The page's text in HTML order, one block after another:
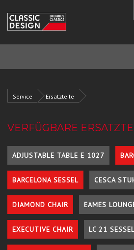
Service Ersatzteile
VERFÜGBARE
ADJUSTABLE TABLE E 1027
BARCELONA SESSEL CESCA
DIAMOND CHAIR EAMES
EXECUTIVE CHAIR LC 21